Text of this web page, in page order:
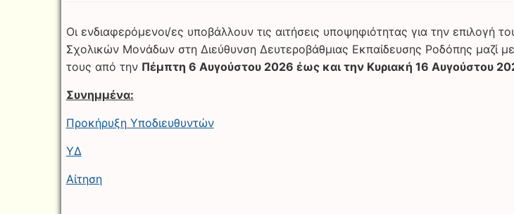
Οι ενδιαφερόμενοι/ες υποβάλλουν τις αιτήσεις υποψηφιότητας για την επιλογή
Σχολικών Μονάδων στη Διεύθυνση Δευτεροβάθμιας Εκπαίδευσης Ροδόπης μαζί
τους από την Πέμπτη 6 Αυγούστου 2026 έως και την Κυριακή 16 Αυγούστου
Συνημμένα:
Προκήρυξη Υποδιευθυντών
ΥΔ
Αίτηση